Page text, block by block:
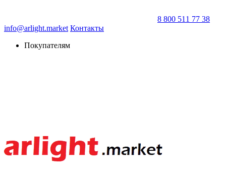
8 800 511 77 38
info@arlight.market Контакты
Покупателям